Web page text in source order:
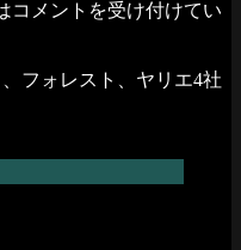
コメントを受け付けてい
フォレスト、ヤリエ4社